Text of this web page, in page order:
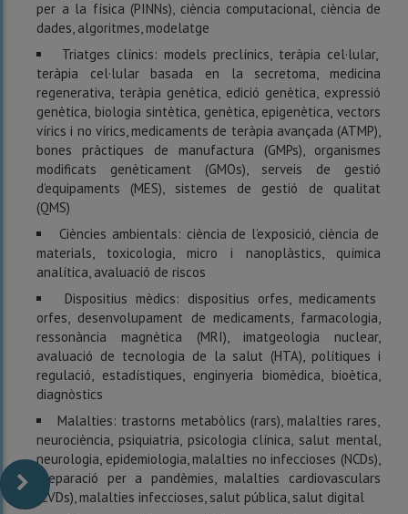
per a la física (PINNs), ciència computacional, ciència de
dades, algoritmes, modelatge
Triatges clínics: models preclínics, teràpia cel·lular,
teràpia cel·lular basada en la secretoma, medicina
regenerativa, teràpia genètica, edició genètica, expressió
genètica, biologia sintètica, genètica, epigenètica, vectors
vírics i no vírics, medicaments de teràpia avançada (ATMP),
bones pràctiques de manufactura (GMPs), organismes
modificats genèticament (GMOs), serveis de gestió
d’equipaments (MES), sistemes de gestió de qualitat
(QMS)
Ciències ambientals: ciència de l’exposició, ciència de
materials, toxicologia, micro i nanoplàstics, química
analítica, avaluació de riscos
Dispositius mèdics: dispositius orfes, medicaments
orfes, desenvolupament de medicaments, farmacologia,
ressonància magnètica (MRI), imatgeologia nuclear,
avaluació de tecnologia de la salut (HTA), polítiques i
regulació, estadístiques, enginyeria biomèdica, bioètica,
diagnòstics
Malalties: trastorns metabòlics (rars), malalties rares,
neurociència, psiquiatria, psicologia clínica, salut mental,
neurologia, epidemiologia, malalties no infeccioses (NCDs),
preparació per a pandèmies, malalties cardiovasculars
(CVDs), malalties infeccioses, salut pública, salut digital